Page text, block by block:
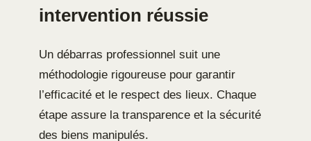
intervention réussie
Un débarras professionnel suit une
méthodologie rigoureuse pour garantir
l’efficacité et le respect des lieux. Chaque
étape assure la transparence et la sécurité
des biens manipulés.